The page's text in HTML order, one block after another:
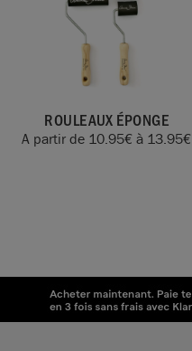
ROULEAUX ÉPONGE
A partir de 10.95€ à 13.95€